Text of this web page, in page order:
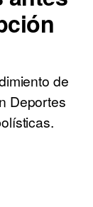
de
Deportes